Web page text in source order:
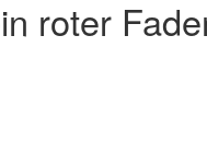
roter